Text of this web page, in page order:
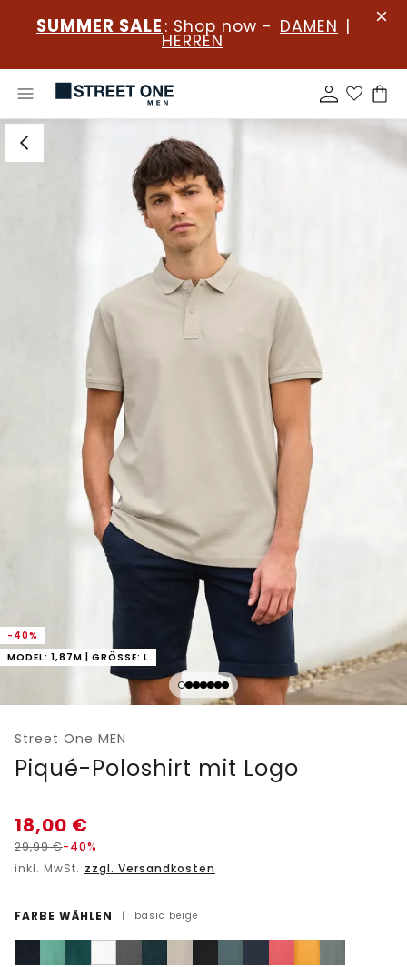
SUMMER SALE : Shop now - DAMEN |
HERREN
-40%
MODEL: 1,87M | GRÖSSE: L
Street One MEN
Piqué-Poloshirt mit Logo
18,00 €
29,99€-40%
inkl. MwSt. zzgl. Versandkosten
FARBE WÄHLEN | basic beige